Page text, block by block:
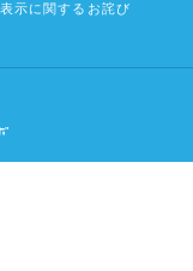
示に関するお詫び